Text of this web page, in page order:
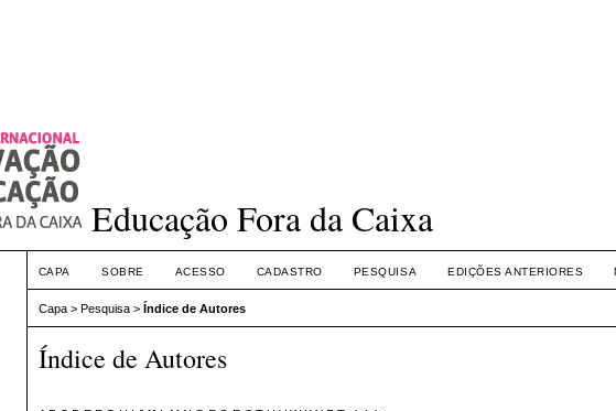
Educação Fora da Caixa
CAPA SOBRE ACESSO CADASTRO PESQUISA EDIÇÕES ANTERIORES
Capa> Pesquisa> Índice de Autores
Índice de Autores